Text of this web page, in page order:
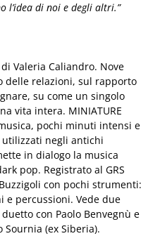
l’idea di noi e degli altri.”
di Valeria Caliandro. Nove
delle relazioni, sul rapporto
su come un singolo
vita intera. MINIATURE
pochi minuti intensi e
negli antichi
in dialogo la musica
pop. Registrato al GRS
con pochi strumenti:
e percussioni. Vede due
con Paolo Benvegnù e
Sournia (ex Siberia).